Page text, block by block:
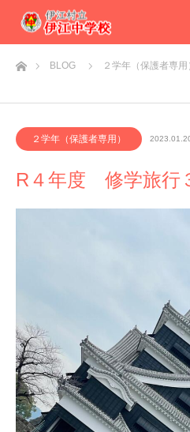
ホームBLOG ２学年（保護者専用
２学年（保護者専用）
R４年度 修学旅行